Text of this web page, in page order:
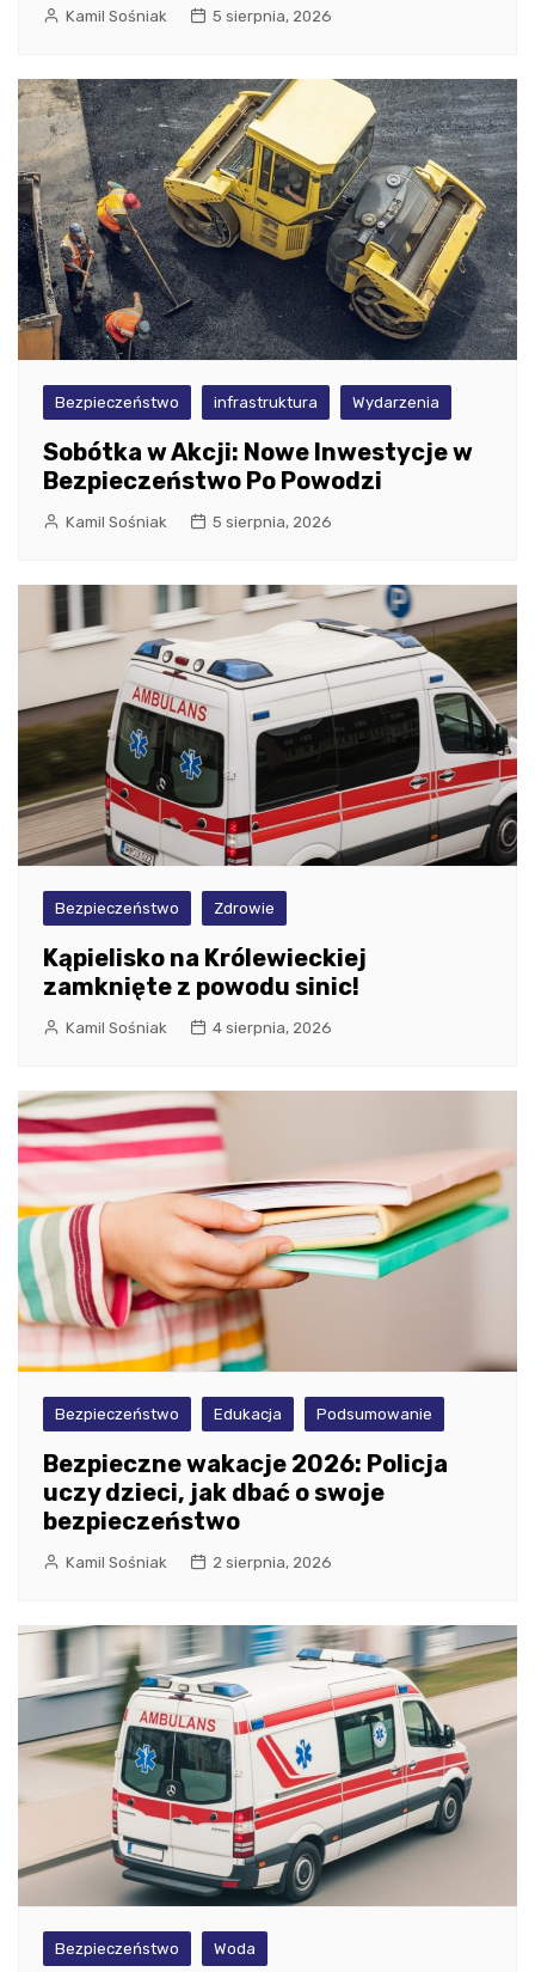
Kamil Sośniak 5 sierpnia, 2026
Bezpieczeństwo infrastruktura Wydarzenia
Sobótka w Akcji: Nowe Inwestycje w
Bezpieczeństwo Po Powodzi
Kamil Sośniak 5 sierpnia, 2026
Bezpieczeństwo Zdrowie
Kąpielisko na Królewieckiej
zamknięte z powodu sinic!
Kamil Sośniak 4 sierpnia, 2026
Bezpieczeństwo Edukacja Podsumowanie
Bezpieczne wakacje 2026: Policja
uczy dzieci, jak dbać o swoje
bezpieczeństwo
Kamil Sośniak 2 sierpnia, 2026
Bezpieczeństwo Woda